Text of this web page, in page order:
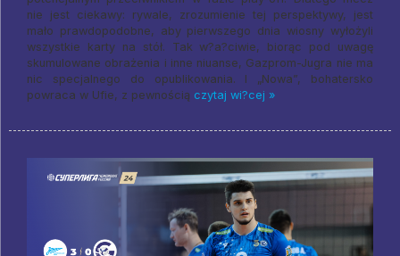
nie jest ciekawy: rywale, zrozumienie tej perspektywy, jest
mało prawdopodobne, aby pierwszego dnia wiosny wyłożyli
wszystkie karty na stół. Tak w?a?ciwie, biorąc pod uwagę
skumulowane obrażenia i inne niuanse, Gazprom-Jugra nie ma
nic specjalnego do opublikowania. I „Nowa”, bohatersko
powraca w Ufie, z pewnością czytaj wi?cej »